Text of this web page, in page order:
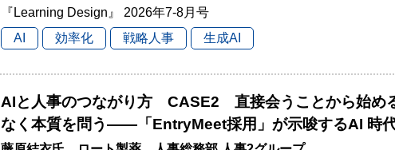
『Learning Design』 2026年7-8月号
AI
効率化 戦略人事 生成AI
AIと人事のつながり方 CASE2 直接会うことから始め
なく本質を問う――「EntryMeet採用」が示唆するAI 時